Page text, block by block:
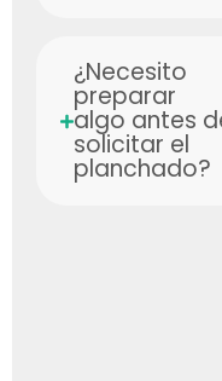
¿Necesito
preparar
algo antes
solicitar el
planchado?